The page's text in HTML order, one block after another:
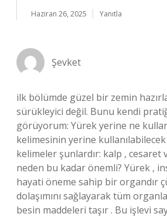
Haziran 26, 2025 Yanıtla
Şevket
ilk bölümde güzel bir zemin
sürükleyici değil. Bunu kendi
görüyorum: Yürek yerine ne
kelimesinin yerine kullanılabilecek
kelimeler şunlardır: kalp , cesaret
neden bu kadar önemli? Yürek ,
hayati öneme sahip bir organdır
dolaşımını sağlayarak tüm
besin maddeleri taşır . Bu işlevi